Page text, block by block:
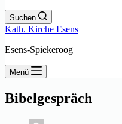
Suchen
Kath. Kirche Esens
Esens-Spiekeroog
Menü
Bibelgespräch